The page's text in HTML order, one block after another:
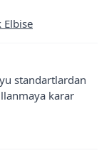
Elbise
standartlardan
karar